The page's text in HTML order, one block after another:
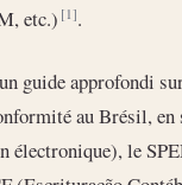
etc.)[1].
guide approfondi
au Brésil, en
électronique), le